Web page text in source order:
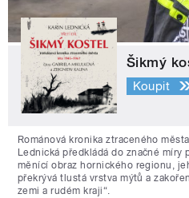
Šikmý
Koupit
Románová kronika ztraceného
Lednická předkládá do značné míry
měnící obraz hornického regionu,
překrývá tlustá vrstva mýtů a
zemi a rudém kraji“.